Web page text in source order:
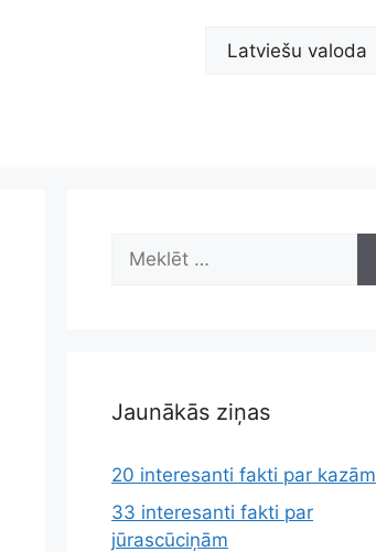
Choose
Meklēt:
Jaunākās ziņas
20 interesanti fakti par kazām
33 interesanti fakti par
jūrascūciņām